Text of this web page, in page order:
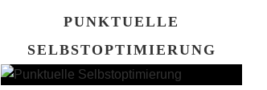
PUNKTUELLE
SELBSTOPTIMIERUNG